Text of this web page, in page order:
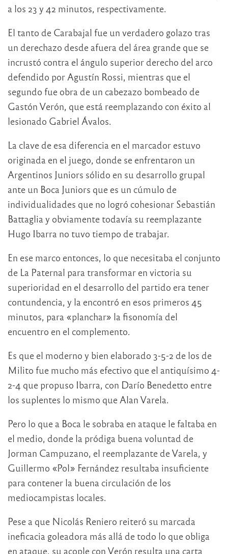
a los 23 y 42 minutos, respectivamente.
El tanto de Carabajal fue un verdadero golazo tras
un derechazo desde afuera del área grande que se
incrustó contra el ángulo superior derecho del arco
defendido por Agustín Rossi, mientras que el
segundo fue obra de un cabezazo bombeado de
Gastón Verón, que está reemplazando con éxito al
lesionado Gabriel Ávalos.
La clave de esa diferencia en el marcador estuvo
originada en el juego, donde se enfrentaron un
Argentinos Juniors sólido en su desarrollo grupal
ante un Boca Juniors que es un cúmulo de
individualidades que no logró cohesionar Sebastián
Battaglia y obviamente todavía su reemplazante
Hugo Ibarra no tuvo tiempo de trabajar.
En ese marco entonces, lo que necesitaba el conjunto
de La Paternal para transformar en victoria su
superioridad en el desarrollo del partido era tener
contundencia, y la encontró en esos primeros 45
minutos, para «planchar» la fisonomía del
encuentro en el complemento.
Es que el moderno y bien elaborado 3-5-2 de los de
Milito fue mucho más efectivo que el antiquísimo 4-
2-4 que propuso Ibarra, con Darío Benedetto entre
los suplentes lo mismo que Alan Varela.
Pero lo que a Boca le sobraba en ataque le faltaba en
el medio, donde la pródiga buena voluntad de
Jorman Campuzano, el reemplazante de Varela, y
Guillermo «Pol» Fernández resultaba insuficiente
para contener la buena circulación de los
mediocampistas locales.
Pese a que Nicolás Reniero reiteró su marcada
ineficacia goleadora más allá de todo lo que obliga
en ataque, su acople con Verón resulta una carta